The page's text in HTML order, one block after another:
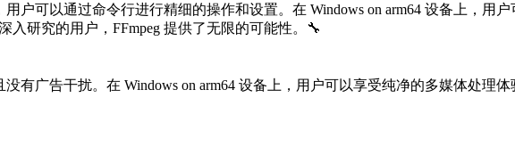
户可以通过命令行进行精细的操作和设置。在 Windows on arm64 设备上，用
研究的用户，FFmpeg 提供了无限的可能性。🔧
有广告干扰。在 Windows on arm64 设备上，用户可以享受纯净的多媒体处理